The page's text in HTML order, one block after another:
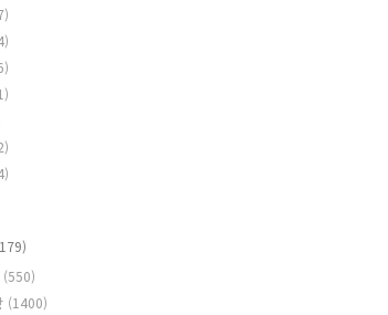
(550)
(1400)